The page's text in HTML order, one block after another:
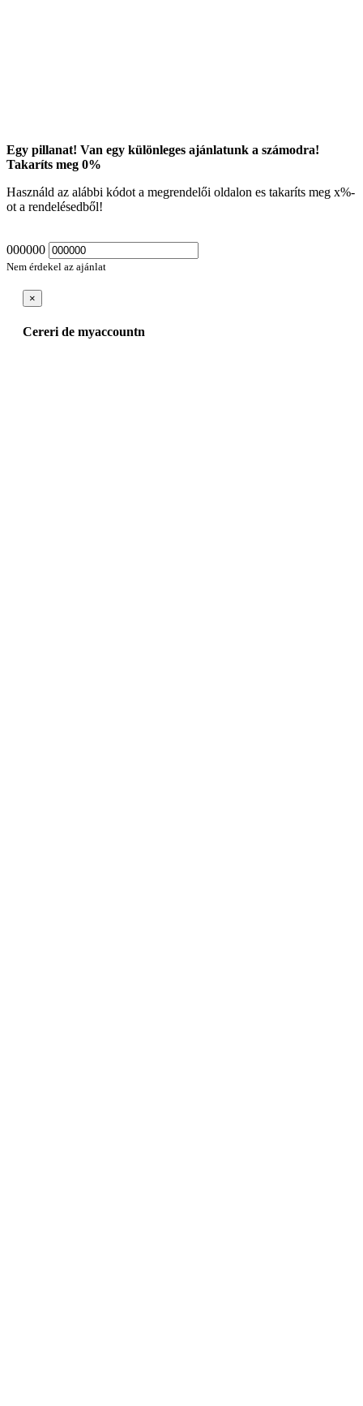
Egy pillanat! Van egy különleges ajánlatunk a számodra!
Takaríts meg 0%
Használd az alábbi kódot a megrendelői oldalon es takaríts meg x%-
ot a rendelésedből!
000000
Nem érdekel az ajánlat
×
Cereri de myaccountn